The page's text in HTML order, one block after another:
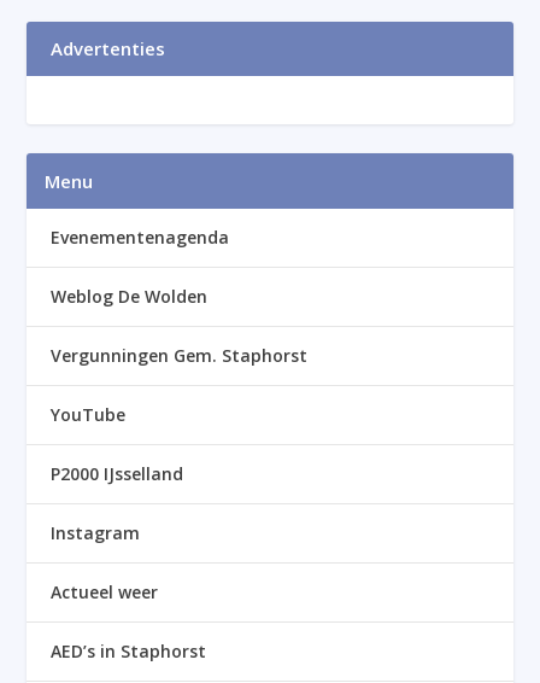
Advertenties
Menu
Evenementenagenda
Weblog De Wolden
Vergunningen Gem. Staphorst
YouTube
P2000 IJsselland
Instagram
Actueel weer
AED’s in Staphorst